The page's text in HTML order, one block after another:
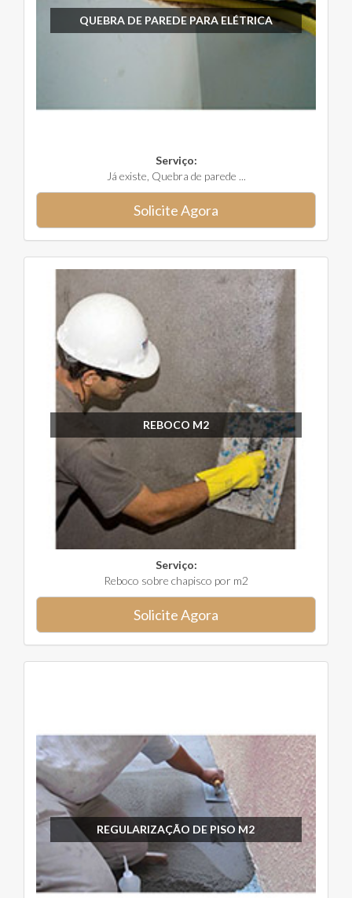
QUEBRA DE PAREDE PARA ELÉTRICA
Serviço:
Já existe, Quebra de parede ...
Solicite Agora
REBOCO M2
Serviço:
Reboco sobre chapisco por m2
Solicite Agora
REGULARIZAÇÃO DE PISO M2